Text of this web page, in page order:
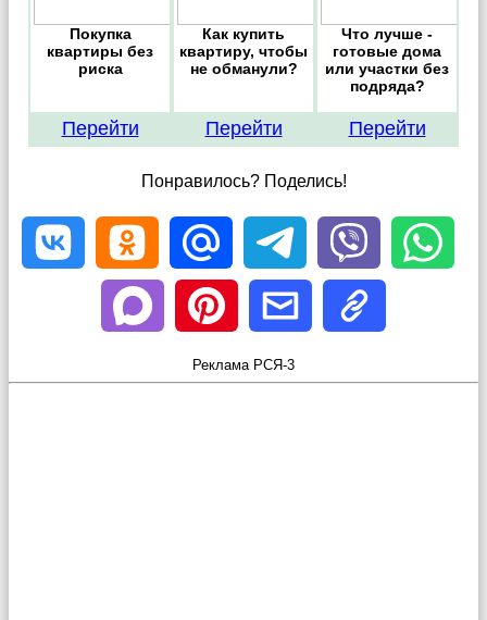
Покупка
квартиры без
риска
Перейти
Как купить
квартиру, чтобы
не обманули?
Перейти
Что лучше -
готовые дома
или участки без
подряда?
Перейти
Понравилось? Поделись!
Реклама РСЯ-3